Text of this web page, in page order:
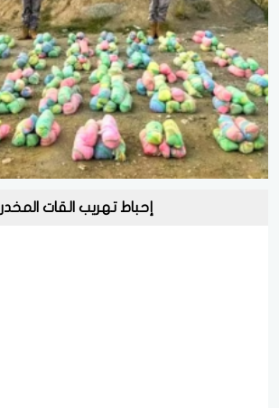
إحباط تهريب القات المخدر